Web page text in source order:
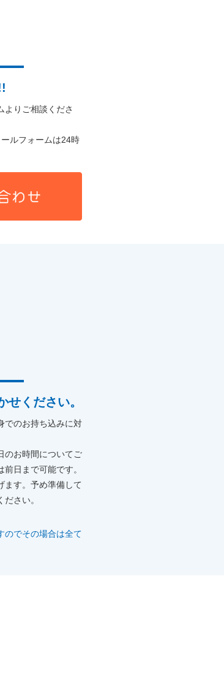
よりご相談くださ
ルフォームは24時
せください。
でのお持ち込みに対
のお時間についてご
日まで可能です。
ます。予め準備して
さい。
のでその場合は全て